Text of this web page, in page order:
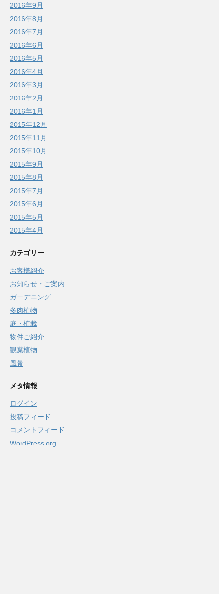
2016年9月
2016年8月
2016年7月
2016年6月
2016年5月
2016年4月
2016年3月
2016年2月
2016年1月
2015年12月
2015年11月
2015年10月
2015年9月
2015年8月
2015年7月
2015年6月
2015年5月
2015年4月
カテゴリー
お客様紹介
お知らせ・ご案内
ガーデニング
多肉植物
庭・植栽
物件ご紹介
観葉植物
風景
メタ情報
ログイン
投稿フィード
コメントフィード
WordPress.org